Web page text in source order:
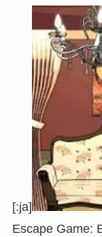
[:ja]
Escape Game: